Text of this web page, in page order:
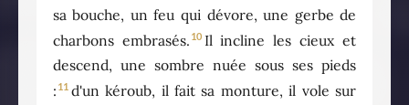
sa bouche, un feu qui dévore, une gerbe de
charbons embrasés. 10 Il incline les cieux et
descend, une sombre nuée sous ses pieds
: 11 d'un kéroub, il fait sa monture, il vole sur